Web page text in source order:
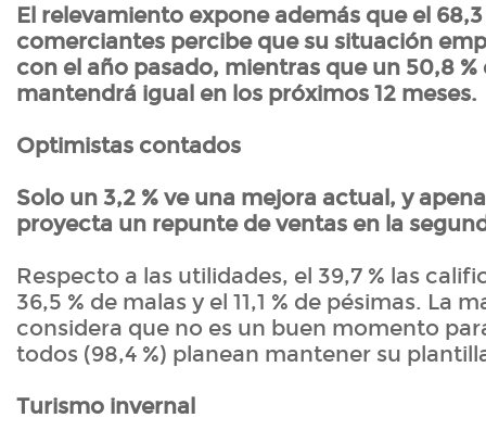
El relevamiento expone además que el 68,3
comerciantes percibe que su situación
con el año pasado, mientras que un 50,8 %
mantendrá igual en los próximos 12 meses.
Optimistas contados
Solo un 3,2 % ve una mejora actual, y
proyecta un repunte de ventas en la
Respecto a las utilidades, el 39,7 % las
36,5 % de malas y el 11,1 % de pésimas. La
considera que no es un buen momento
todos (98,4 %) planean mantener su
Turismo invernal